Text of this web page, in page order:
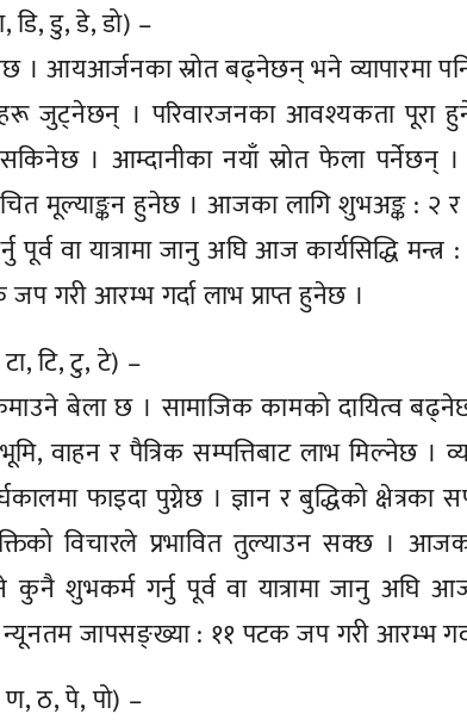
डि, डु, डे, डो) –
। आयआर्जनका स्रोत बढ्नेछन् भने व्यापारमा
जुट्नेछन् । परिवारजनका आवश्यकता पूरा
। आम्दानीका नयाँ स्रोत फेला पर्नेछन्
मूल्याङ्कन हुनेछ । आजका लागि शुभअङ्क : २ र
वा यात्रामा जानु अघि आज कार्यसिद्धि
गरी आरम्भ गर्दा लाभ प्राप्त हुनेछ ।
टि, टु, टे) –
कमाउने बेला छ । सामाजिक कामको दायित्व
वाहन र पैत्रिक सम्पत्तिबाट लाभ मिल्नेछ ।
फाइदा पुग्नेछ । ज्ञान र बुद्धिको
विचारले प्रभावित तुल्याउन सक्छ ।
शुभकर्म गर्नु पूर्व वा यात्रामा जानु अघि
न्यूनतम जापसङ्ख्या : ११ पटक जप गरी आरम्भ
ण, ठ, पे, पो) –